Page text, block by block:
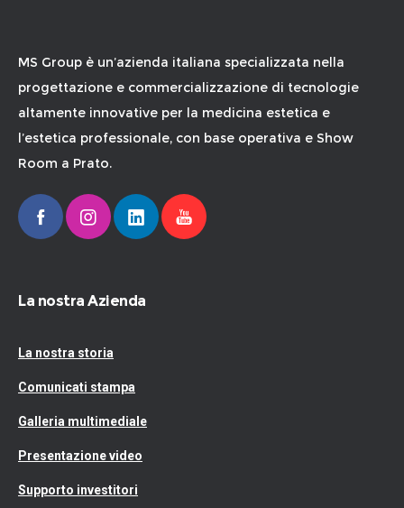
MS Group è un’azienda italiana specializzata nella
progettazione e commercializzazione di tecnologie
altamente innovative per la medicina estetica e
l’estetica professionale, con base operativa e Show
Room a Prato.
La nostra Azienda
La nostra storia
Comunicati stampa
Galleria multimediale
Presentazione video
Supporto investitori